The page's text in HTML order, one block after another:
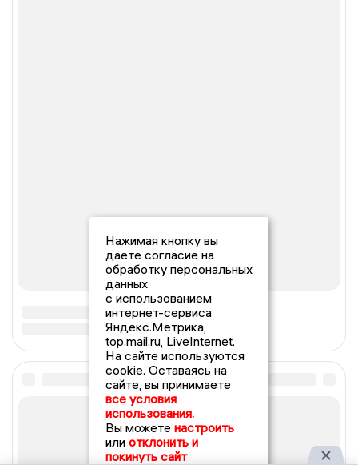
Нажимая кнопку вы
даете согласие на
обработку персональных
данных
с использованием
интернет-сервиса
Яндекс.Метрика,
top.mail.ru, LiveInternet.
На сайте используются
cookie. Оставаясь на
сайте, вы принимаете
все условия
использования.
Вы можете настроить
или отклонить и
покинуть сайт